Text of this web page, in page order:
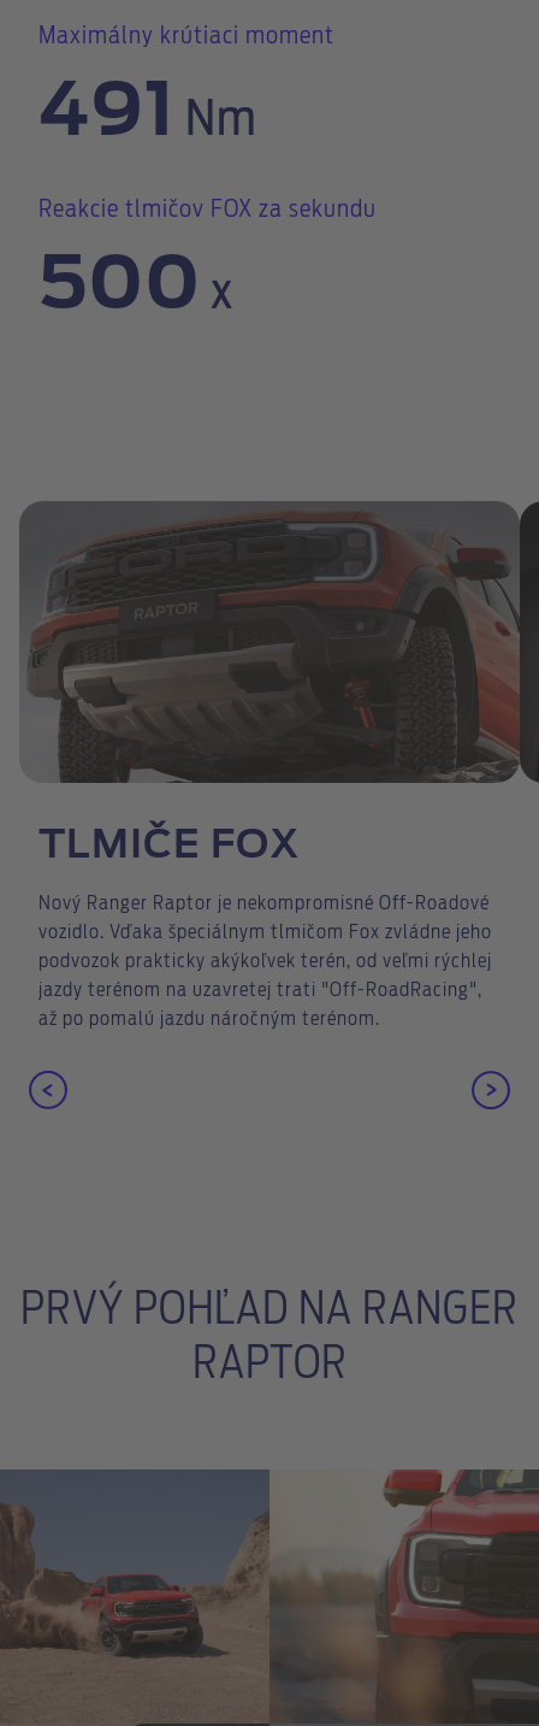
Maximálny krútiaci moment
491 Nm
Reakcie tlmičov FOX za sekundu
500 x
TLMIČE FOX
Nový Ranger Raptor je nekompromisné Off-Roadové
vozidlo. Vďaka špeciálnym tlmičom Fox zvládne jeho
podvozok prakticky akýkoľvek terén, od veľmi rýchlej
jazdy terénom na uzavretej trati "Off-RoadRacing",
až po pomalú jazdu náročným terénom.
PRVÝ POHĽAD NA RANGER
RAPTOR